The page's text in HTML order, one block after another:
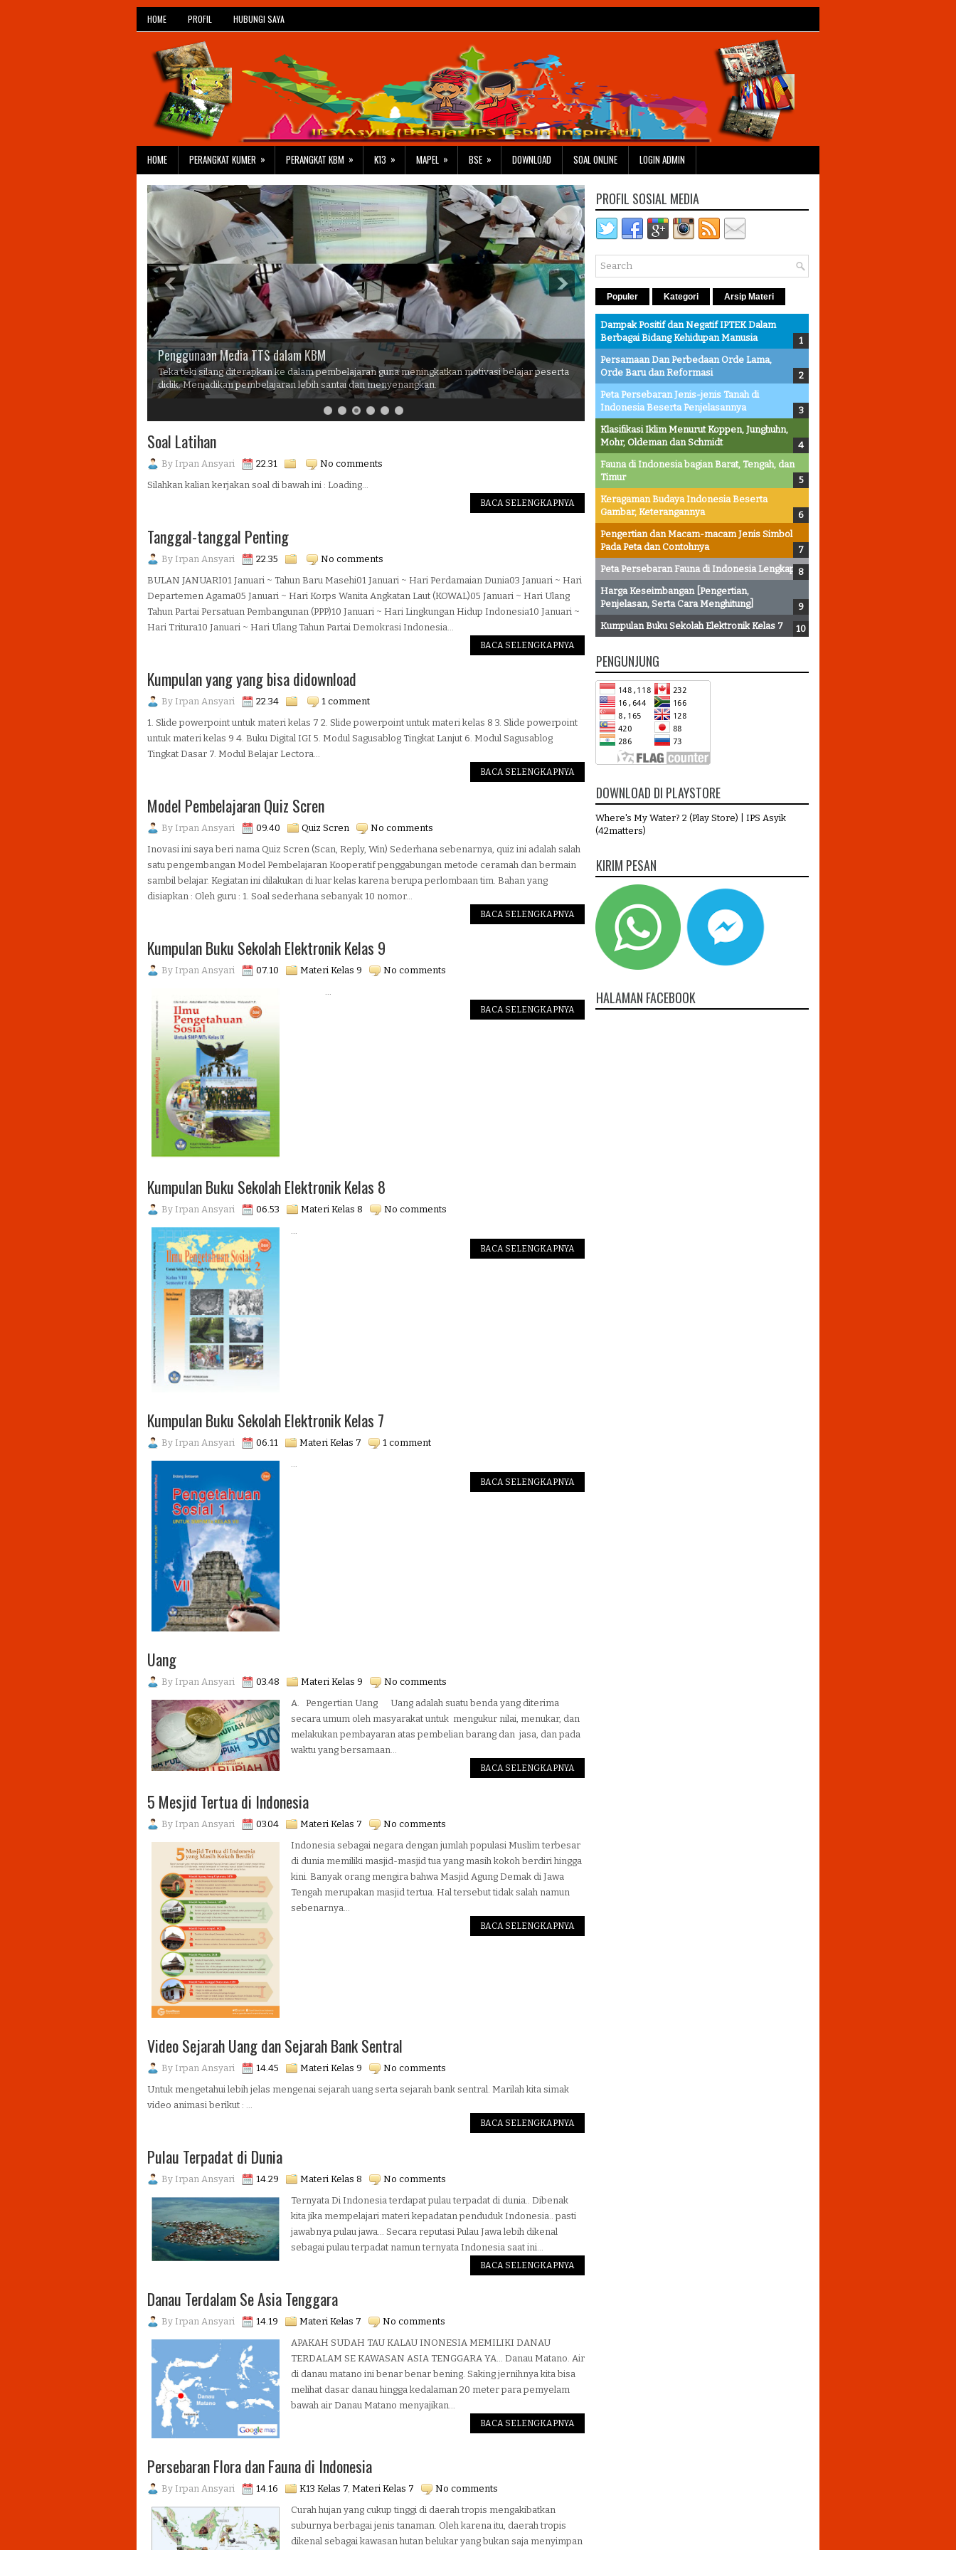
HOME PROFIL HUBUNGI SAYA
HOME PERANGKAT KUMER » PERANGKAT KBM » K13 » MAPEL » BSE » DOWNLOAD SOAL ONLINE LOGIN ADMIN
Penggunaan Media TTS dalam KBM
Teka teki silang diterapkan ke dalam pembelajaran guna meningkatkan motivasi belajar peserta
didik. Menjadikan pembelajaran lebih santai dan menyenangkan.
Soal Latihan
By Irpan Ansyari 22.31
No comments
Silahkan kalian kerjakan soal di bawah ini : Loading...
BACA SELENGKAPNYA
Tanggal-tanggal Penting
By Irpan Ansyari 22.35
No comments
BULAN JANUARI01 Januari ~ Tahun Baru Masehi01 Januari ~ Hari Perdamaian Dunia03 Januari ~ Hari
Departemen Agama05 Januari ~ Hari Korps Wanita Angkatan Laut (KOWAL)05 Januari ~ Hari Ulang
Tahun Partai Persatuan Pembangunan (PPP)10 Januari ~ Hari Lingkungan Hidup Indonesia10 Januari ~
Hari Tritura10 Januari ~ Hari Ulang Tahun Partai Demokrasi Indonesia...
BACA SELENGKAPNYA
Kumpulan yang yang bisa didownload
By Irpan Ansyari 22.34
1 comment
1. Slide powerpoint untuk materi kelas 7 2. Slide powerpoint untuk materi kelas 8 3. Slide powerpoint
untuk materi kelas 9 4. Buku Digital IGI 5. Modul Sagusablog Tingkat Lanjut 6. Modul Sagusablog
Tingkat Dasar 7. Modul Belajar Lectora...
BACA SELENGKAPNYA
Model Pembelajaran Quiz Scren
By Irpan Ansyari 09.40 Quiz Scren
No comments
Inovasi ini saya beri nama Quiz Scren (Scan, Reply, Win) Sederhana sebenarnya, quiz ini adalah salah
satu pengembangan Model Pembelajaran Kooperatif penggabungan metode ceramah dan bermain
sambil belajar. Kegiatan ini dilakukan di luar kelas karena berupa perlombaan tim. Bahan yang
disiapkan : Oleh guru : 1. Soal sederhana sebanyak 10 nomor...
BACA SELENGKAPNYA
Kumpulan Buku Sekolah Elektronik Kelas 9
By Irpan Ansyari 07.10 Materi Kelas 9
No comments
...
BACA SELENGKAPNYA
Kumpulan Buku Sekolah Elektronik Kelas 8
By Irpan Ansyari 06.53 Materi Kelas 8
No comments
...
BACA SELENGKAPNYA
Kumpulan Buku Sekolah Elektronik Kelas 7
By Irpan Ansyari 06.11 Materi Kelas 7
1 comment
...
BACA SELENGKAPNYA
Uang
By Irpan Ansyari 03.48 Materi Kelas 9
No comments
A. Pengertian Uang Uang adalah suatu benda yang diterima
secara umum oleh masyarakat untuk mengukur nilai, menukar, dan
melakukan pembayaran atas pembelian barang dan jasa, dan pada
waktu yang bersamaan...
BACA SELENGKAPNYA
5 Mesjid Tertua di Indonesia
By Irpan Ansyari 03.04 Materi Kelas 7
No comments
Indonesia sebagai negara dengan jumlah populasi Muslim terbesar
di dunia memiliki masjid-masjid tua yang masih kokoh berdiri hingga
kini. Banyak orang mengira bahwa Masjid Agung Demak di Jawa
Tengah merupakan masjid tertua. Hal tersebut tidak salah namun
sebenarnya...
BACA SELENGKAPNYA
Video Sejarah Uang dan Sejarah Bank Sentral
By Irpan Ansyari 14.45 Materi Kelas 9
No comments
Untuk mengetahui lebih jelas mengenai sejarah uang serta sejarah bank sentral. Marilah kita simak
video animasi berikut : ...
BACA SELENGKAPNYA
Pulau Terpadat di Dunia
By Irpan Ansyari 14.29 Materi Kelas 8
No comments
Ternyata Di Indonesia terdapat pulau terpadat di dunia.. Dibenak
kita jika mempelajari materi kepadatan penduduk Indonesia.. pasti
jawabnya pulau jawa... Secara reputasi Pulau Jawa lebih dikenal
sebagai pulau terpadat namun ternyata Indonesia saat ini...
BACA SELENGKAPNYA
Danau Terdalam Se Asia Tenggara
By Irpan Ansyari 14.19 Materi Kelas 7
No comments
APAKAH SUDAH TAU KALAU INONESIA MEMILIKI DANAU
TERDALAM SE KAWASAN ASIA TENGGARA YA... Danau Matano. Air
di danau matano ini benar benar bening. Saking jernihnya kita bisa
melihat dasar danau hingga kedalaman 20 meter para pemyelam
bawah air Danau Matano menyajikan...
BACA SELENGKAPNYA
Persebaran Flora dan Fauna di Indonesia
By Irpan Ansyari 14.16 K13 Kelas 7 Materi Kelas 7
No comments
Curah hujan yang cukup tinggi di daerah tropis mengakibatkan
suburnya berbagai jenis tanaman. Oleh karena itu, daerah tropis
dikenal sebagai kawasan hutan belukar yang bukan saja menyimpan
PROFIL SOSIAL MEDIA
Populer Kategori Arsip Materi
Dampak Positif dan Negatif IPTEK Dalam
Berbagai Bidang Kehidupan Manusia
Persamaan Dan Perbedaan Orde Lama,
Orde Baru dan Reformasi
Peta Persebaran Jenis-jenis Tanah di
Indonesia Beserta Penjelasannya
Klasifikasi Iklim Menurut Koppen, Junghuhn,
Mohr, Oldeman dan Schmidt
Fauna di Indonesia bagian Barat, Tengah, dan
Timur
Keragaman Budaya Indonesia Beserta
Gambar, Keterangannya
Pengertian dan Macam-macam Jenis Simbol
Pada Peta dan Contohnya
Peta Persebaran Fauna di Indonesia Lengkap
Harga Keseimbangan [Pengertian,
Penjelasan, Serta Cara Menghitung]
Kumpulan Buku Sekolah Elektronik Kelas 7
PENGUNJUNG
DOWNLOAD DI PLAYSTORE
Where's My Water? 2 (Play Store)
IPS Asyik
(42matters)
KIRIM PESAN
HALAMAN FACEBOOK